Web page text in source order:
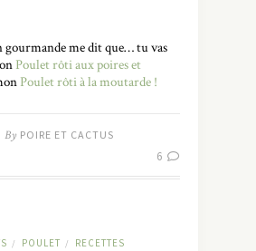
me dit que… tu vas
Poulet rôti aux poires et
Poulet rôti à la moutarde !
By POIRE ET CACTUS
6
/ POULET / RECETTES